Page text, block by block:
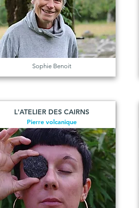
Sophie Benoit
L'ATELIER DES CAIRNS
Pierre volcanique